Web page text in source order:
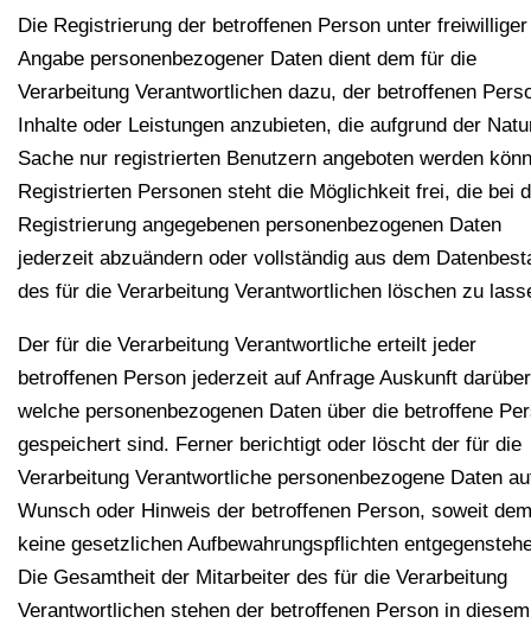
Die Registrierung der betroffenen Person unter freiwilliger
Angabe personenbezogener Daten dient dem für die
Verarbeitung Verantwortlichen dazu, der betroffenen
Inhalte oder Leistungen anzubieten, die aufgrund der
Sache nur registrierten Benutzern angeboten werden
Registrierten Personen steht die Möglichkeit frei, die bei
Registrierung angegebenen personenbezogenen Daten
jederzeit abzuändern oder vollständig aus dem
des für die Verarbeitung Verantwortlichen löschen zu
Der für die Verarbeitung Verantwortliche erteilt jeder
betroffenen Person jederzeit auf Anfrage Auskunft
welche personenbezogenen Daten über die betroffene
gespeichert sind. Ferner berichtigt oder löscht der für die
Verarbeitung Verantwortliche personenbezogene Daten
Wunsch oder Hinweis der betroffenen Person, soweit dem
keine gesetzlichen Aufbewahrungspflichten
Die Gesamtheit der Mitarbeiter des für die Verarbeitung
Verantwortlichen stehen der betroffenen Person in diesem